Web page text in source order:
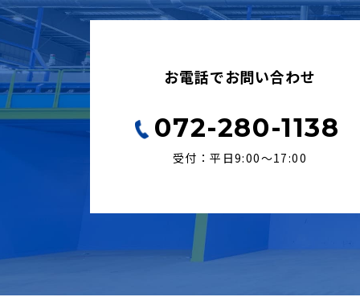
お電話でお問い合わせ
072-280-1138
受付：平日9:00〜17:00